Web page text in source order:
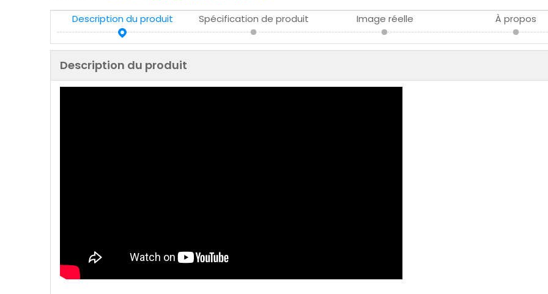
Description du produit Spécification de produit Image réelle À propos
Description du produit